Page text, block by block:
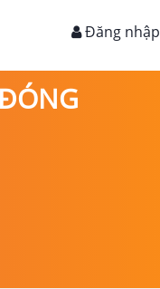
Đăng nhập